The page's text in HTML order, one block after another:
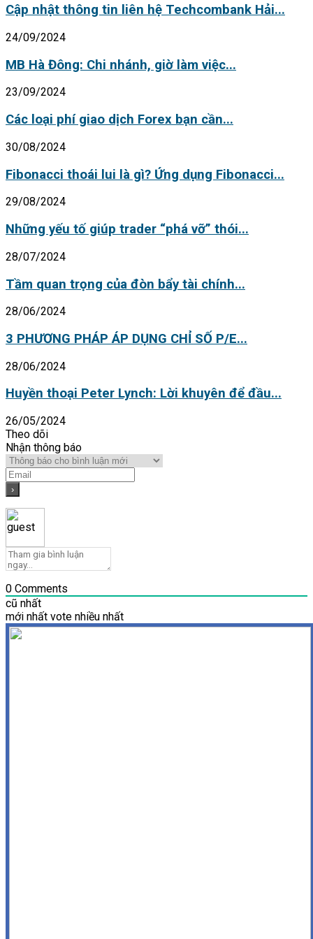
Cập nhật thông tin liên hệ Techcombank Hải...
24/09/2024
MB Hà Đông: Chi nhánh, giờ làm việc...
23/09/2024
Các loại phí giao dịch Forex bạn cần...
30/08/2024
Fibonacci thoái lui là gì? Ứng dụng Fibonacci...
29/08/2024
Những yếu tố giúp trader “phá vỡ” thói...
28/07/2024
Tầm quan trọng của đòn bẩy tài chính...
28/06/2024
3 PHƯƠNG PHÁP ÁP DỤNG CHỈ SỐ P/E...
28/06/2024
Huyền thoại Peter Lynch: Lời khuyên để đầu...
26/05/2024
Theo dõi
Nhận thông báo
0 Comments
cũ nhất
mới nhất vote nhiều nhất